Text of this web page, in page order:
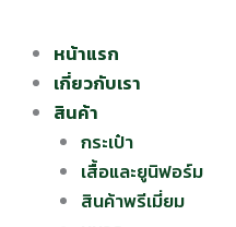
หน้าแรก
เกี่ยวกับเรา
สินค้า
กระเป๋า
เสื้อและยูนิฟอร์ม
สินค้าพรีเมี่ยม